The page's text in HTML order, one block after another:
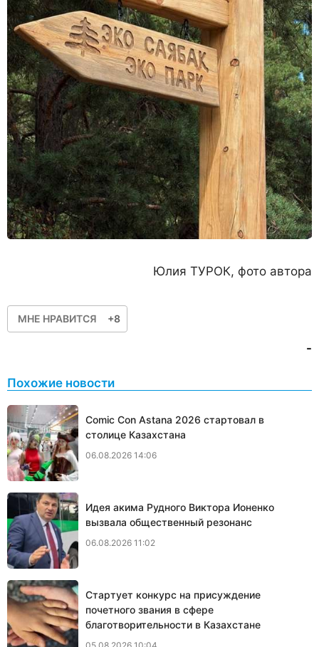
Юлия ТУРОК, фото автора
МНЕ НРАВИТСЯ +8
-
Похожие новости
Comic Con Astana 2026 стартовал в
столице Казахстана
06.08.2026 14:06
Идея акима Рудного Виктора Ионенко
вызвала общественный резонанс
06.08.2026 11:02
Стартует конкурс на присуждение
почетного звания в сфере
благотворительности в Казахстане